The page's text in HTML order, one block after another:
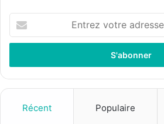
t
e
z
Récent Populaire